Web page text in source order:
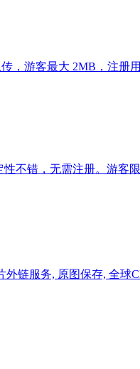
传，游客最大 2MB，注
不错，无需注册。游客
外链服务, 原图保存, 全球